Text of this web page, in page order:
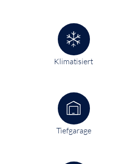
Klimatisiert
Tiefgarage